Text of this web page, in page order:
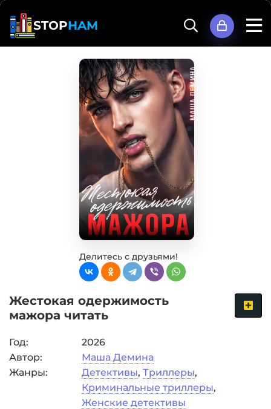
STOPHAM
Делитесь с друзьями!
Жестокая одержимость
мажора читать
Год:
2026
Автор:
Маша Демина
Жанры:
Детективы, Триллеры,
Криминальные триллеры,
Женские детективы